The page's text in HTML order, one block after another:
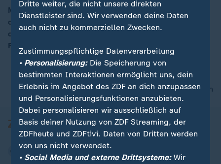
00:16
Mit der Kampfabstimmung sei deutlich geworden,
dass es eine gewisse Bruchlinie in der Partei gebe, so
die Analyse von Korrespondent Daniel Pontzen vom
Parteitag der FDP.
nach oben
Dritte weiter, die nicht unsere direkten
Dienstleister sind. Wir verwenden deine Daten
auch nicht zu kommerziellen Zwecken.
Zustimmungspflichtige Datenverarbeitung
• Personalisierung:Die Speicherung von
bestimmten Interaktionen ermöglicht uns, dein
Erlebnis im Angebot des ZDF an dich anzupassen
und Personalisierungsfunktionen anzubieten.
Dabei personalisieren wir ausschließlich auf
Basis deiner Nutzung von ZDF Streaming, der
ZDFheute und ZDFtivi. Daten von Dritten werden
von uns nicht verwendet.
• Social Media und externe Drittsysteme:Wir